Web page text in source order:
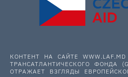
КОНТЕНТ НА САЙТЕ
ТРАНСАТЛАНТИЧЕСКОГО ФОНДА
ОТРАЖАЕТ ВЗГЛЯДЫ